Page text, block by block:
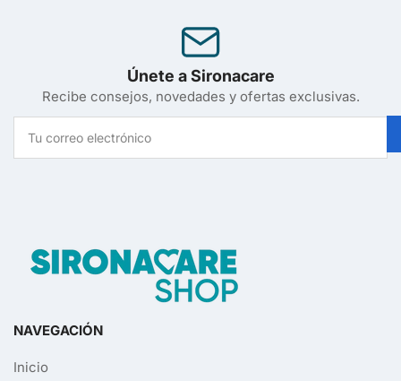
Únete a Sironacare
Recibe consejos, novedades y ofertas exclusivas.
correo
electrónico
NAVEGACIÓN
Inicio